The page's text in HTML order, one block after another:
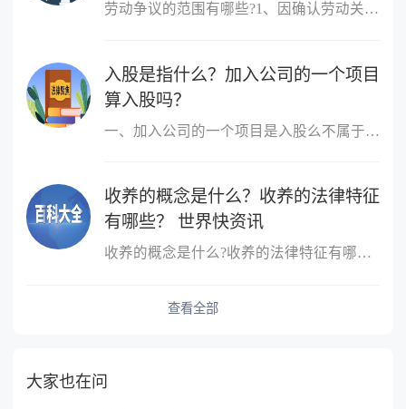
劳动争议的范围有哪些?1、因确认劳动关系发生的争议;2、因订立、履
入股是指什么？加入公司的一个项目
算入股吗？
一、加入公司的一个项目是入股么不属于，入股是指公司成立后，原始
收养的概念是什么？收养的法律特征
有哪些？ 世界快资讯
收养的概念是什么?收养的法律特征有哪些?收养，是指自然人领养他人
查看全部
大家也在问